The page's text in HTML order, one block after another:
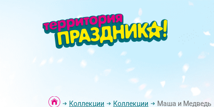
Коллекции Коллекции Маша и Медведь